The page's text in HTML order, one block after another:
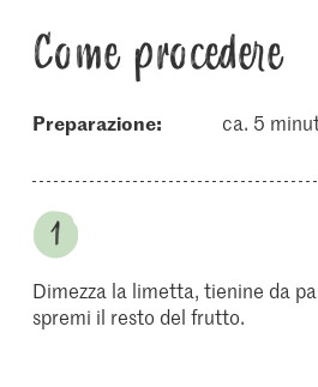
Come procedere
Preparazione: ca. 5
Dimezza la limetta, tienine da
spremi il resto del frutto.